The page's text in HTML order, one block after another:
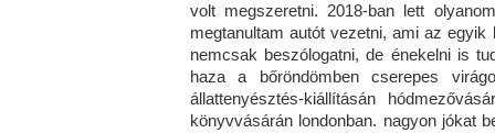
volt megszeretni. 2018-ban lett
megtanultam autót vezetni, ami az
nemcsak beszólogatni, de énekelni is
haza a bőröndömben cserepes
állattenyésztés-kiállításán
könyvvásárán londonban. nagyon jókat